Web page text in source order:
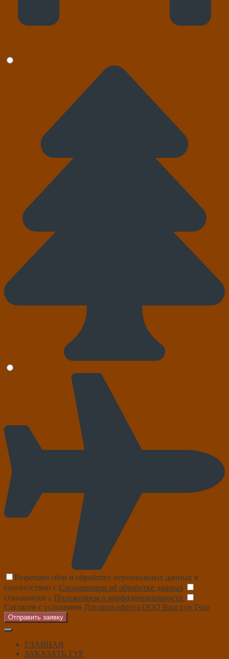
Разрешаю сбор и обработку персональных данных в
соответствии с Соглашением об обработке данных
Ознакомлен с Положением о конфиденциальности
Согласен с условиями Договор-оферта ООО Ваш тур Тула
Отправить заявку
ГЛАВНАЯ
ЗАКАЗАТЬ ТУР